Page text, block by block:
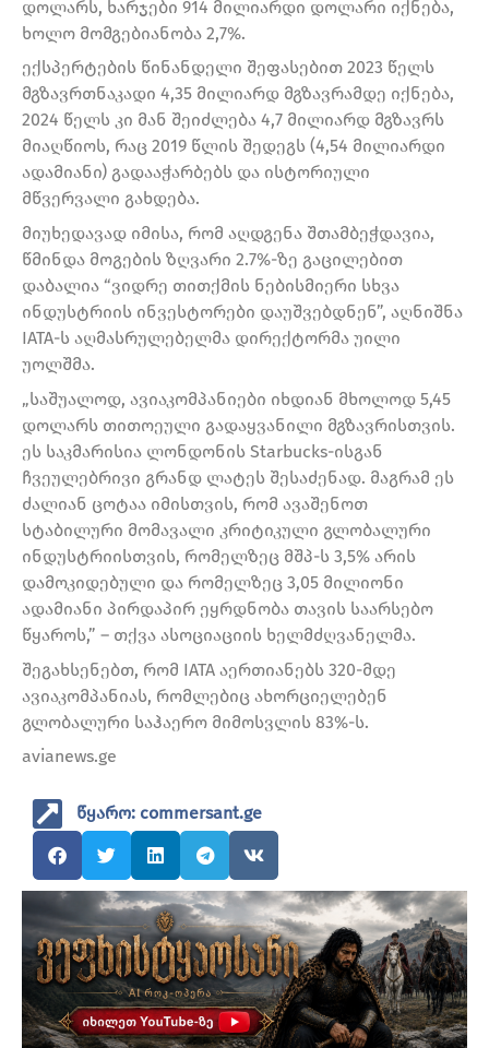
დოლარს, ხარჯები 914 მილიარდი დოლარი იქნება,
ხოლო მომგებიანობა 2,7%.
ექსპერტების წინანდელი შეფასებით 2023 წელს
მგზავრთნაკადი 4,35 მილიარდ მგზავრამდე იქნება,
2024 წელს კი მან შეიძლება 4,7 მილიარდ მგზავრს
მიაღწიოს, რაც 2019 წლის შედეგს (4,54 მილიარდი
ადამიანი) გადააჭარბებს და ისტორიული
მწვერვალი გახდება.
მიუხედავად იმისა, რომ აღდგენა შთამბეჭდავია,
წმინდა მოგების ზღვარი 2.7%-ზე გაცილებით
დაბალია “ვიდრე თითქმის ნებისმიერი სხვა
ინდუსტრიის ინვესტორები დაუშვებდნენ”, აღნიშნა
IATA-ს აღმასრულებელმა დირექტორმა უილი
უოლშმა.
„საშუალოდ, ავიაკომპანიები იხდიან მხოლოდ 5,45
დოლარს თითოეული გადაყვანილი მგზავრისთვის.
ეს საკმარისია ლონდონის Starbucks-ისგან
ჩვეულებრივი გრანდ ლატეს შესაძენად. მაგრამ ეს
ძალიან ცოტაა იმისთვის, რომ ავაშენოთ
სტაბილური მომავალი კრიტიკული გლობალური
ინდუსტრიისთვის, რომელზეც მშპ-ს 3,5% არის
დამოკიდებული და რომელზეც 3,05 მილიონი
ადამიანი პირდაპირ ეყრდნობა თავის საარსებო
წყაროს,” – თქვა ასოციაციის ხელმძღვანელმა.
შეგახსენებთ, რომ IATA აერთიანებს 320-მდე
ავიაკომპანიას, რომლებიც ახორციელებენ
გლობალური საჰაერო მიმოსვლის 83%-ს.
avianews.ge
წყარო: commersant.ge